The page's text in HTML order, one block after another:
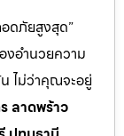
ดภัยสูงสุด”
องอำนวยความ
ไม่ว่าคุณจะอยู่
ลาดพร้าว